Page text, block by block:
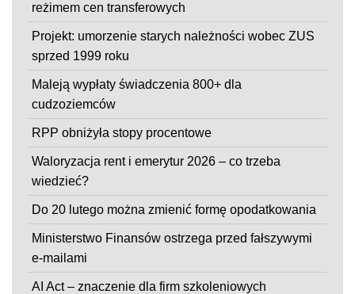
reżimem cen transferowych
Projekt: umorzenie starych należności wobec ZUS
sprzed 1999 roku
Maleją wypłaty świadczenia 800+ dla
cudzoziemców
RPP obniżyła stopy procentowe
Waloryzacja rent i emerytur 2026 – co trzeba
wiedzieć?
Do 20 lutego można zmienić formę opodatkowania
Ministerstwo Finansów ostrzega przed fałszywymi
e-mailami
AI Act – znaczenie dla firm szkoleniowych